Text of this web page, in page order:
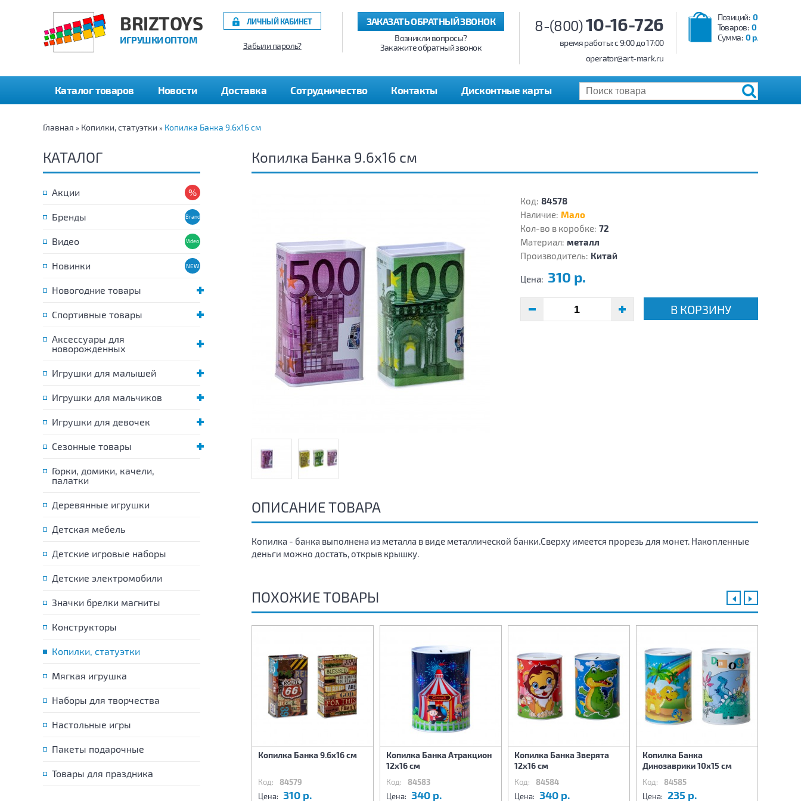
BRIZTOYS
ИГРУШКИ ОПТОМ
Позиций: 0
Товаров: 0
Сумма: 0 р.
8-(800)10-16-726
время работы: c 9:00 до 17:00
operator@art-mark.ru
ЗАКАЗАТЬ ОБРАТНЫЙ ЗВОНОК
Возникли вопросы?
Закажите обратный звонок
ЛИЧНЫЙ КАБИНЕТ
Забыли пароль?
Каталог товаров Новости Доставка Сотрудничество Контакты Дисконтные карты
Главная » Копилки, статуэтки » Копилка Банка 9.6х16 см
КАТАЛОГ
Акции
Бренды
Видео
Новинки
Новогодние товары
Спортивные товары
Аксессуары для
новорожденных
Игрушки для малышей
Игрушки для мальчиков
Игрушки для девочек
Сезонные товары
Горки, домики, качели,
палатки
Деревянные игрушки
Детская мебель
Детские игровые наборы
Детские электромобили
Значки брелки магниты
Конструкторы
Копилки, статуэтки
Мягкая игрушка
Наборы для творчества
Настольные игры
Пакеты подарочные
Товары для праздника
Копилка Банка 9.6х16 см
Код: 84578
Наличие: Мало
Кол-во в коробке: 72
Материал: металл
Производитель: Китай
Цена: 310 р.
В КОРЗИНУ
ОПИСАНИЕ ТОВАРА
Копилка - банка выполнена из металла в виде металлической банки.Сверху имеется прорезь для монет. Накопленные
деньги можно достать, открыв крышку.
ПОХОЖИЕ ТОВАРЫ
Копилка Банка Единороги
Копилка Банка 12х16 см Копилка Банка 9.6х16 см
Код: 84579
Цена: 310 р.
Копилка Банка Атракцион
12х16 см
Код: 84583
Цена: 340 р.
Копилка Банка Зверята
12х16 см
Код: 84584
Цена: 340 р.
Копилка Банка
Динозаврики 10х15 см
Код: 84585
Цена: 235 р.